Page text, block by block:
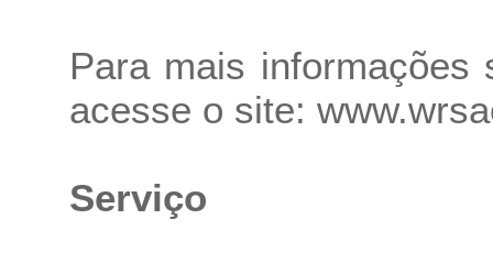
Para mais informações
acesse o site:
Serviço